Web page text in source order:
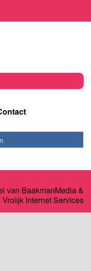
van BaakmanMedia&
Vrolijk Internet Services